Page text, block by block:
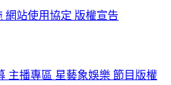
網站使用協定 版權宣告
主播專區 星藝象娛樂 節目版權